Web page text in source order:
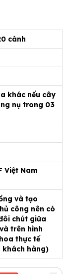
cành
khác nếu cây
nụ trong 03
Việt Nam
và tạo
công nên có
chút giữa
trên hình
thực tế
khách hàng)